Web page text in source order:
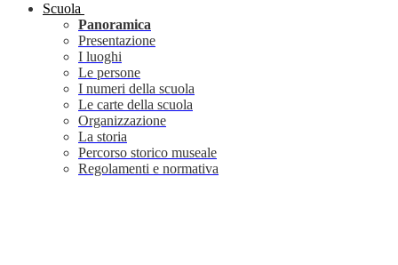
Scuola
Panoramica
Presentazione
I luoghi
Le persone
I numeri della scuola
Le carte della scuola
Organizzazione
La storia
Percorso storico museale
Regolamenti e normativa